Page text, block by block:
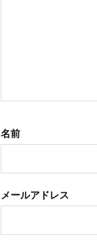
名前
メールアドレス